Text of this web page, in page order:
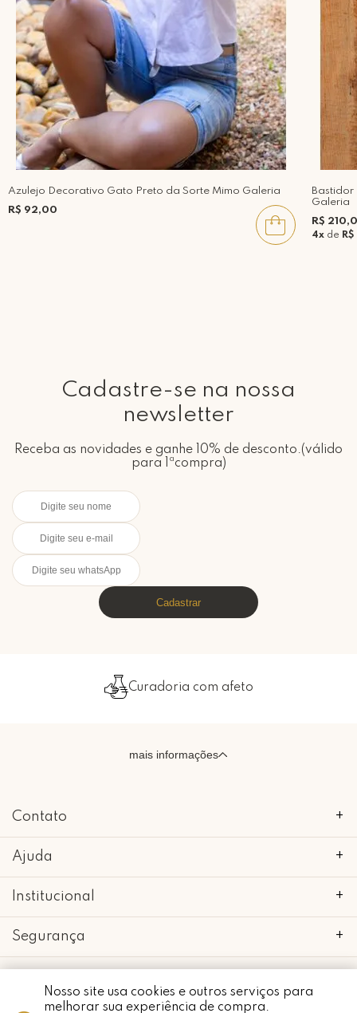
Nosso site usa cookies e outros serviços para
melhorar sua experiência de compra.
Azulejo Decorativo Gato Preto da Sorte Mimo Galeria
R$ 92,00
Bastidor
Galeria
R$
4xde
Cadastre-se na nossa
newsletter
Receba as novidades e ganhe 10% de desconto.(válido
para 1ªcompra)
Cadastrar
Curadoria com afeto
mais informações
Contato +
Ajuda +
Institucional +
Segurança +